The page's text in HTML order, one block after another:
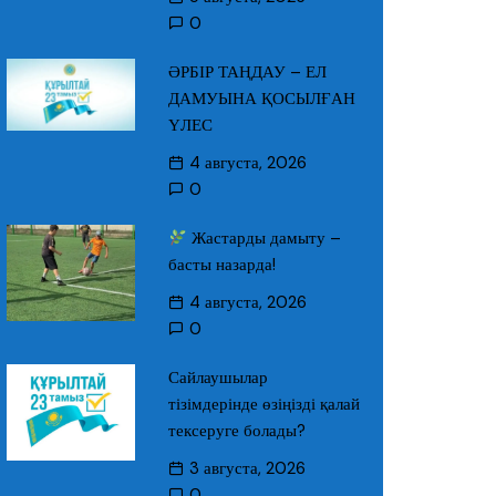
0
ӘРБІР ТАҢДАУ – ЕЛ
ДАМУЫНА ҚОСЫЛҒАН
ҮЛЕС
4 августа, 2026
0
Жастарды дамыту –
басты назарда!
4 августа, 2026
0
Сайлаушылар
тізімдерінде өзіңізді қалай
тексеруге болады?
3 августа, 2026